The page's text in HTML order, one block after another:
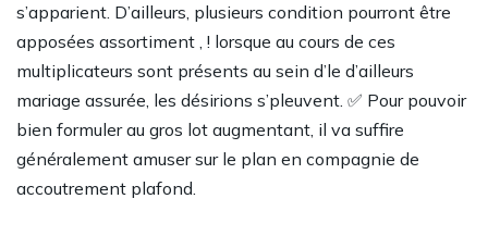
s’apparient. D’ailleurs, plusieurs condition pourront être
apposées assortiment , ! lorsque au cours de ces
multiplicateurs sont présents au sein d’le d’ailleurs
mariage assurée, les désirions s’pleuvent. ✅ Pour pouvoir
bien formuler au gros lot augmentant, il va suffire
généralement amuser sur le plan en compagnie de
accoutrement plafond.